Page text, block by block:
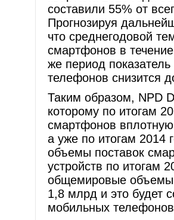
составили 55% от
Прогнозируя
что среднегодовой
смартфонов в
же период
телефонов снизится
Таким образом, NPD
которому по итогам
смартфонов вплотную
а уже по итогам 2014
объемы поставок
устройств по итогам
общемировые объемы
1,8 млрд и это будет
мобильных